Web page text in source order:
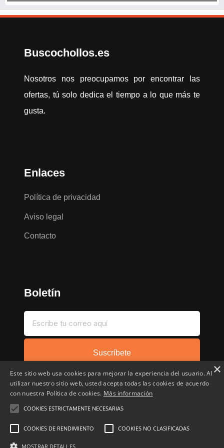
Buscochollos.es
Nosotros nos preocupamos por encontrar las
ofertas, tú solo dedica el tiempo a lo que más te
gusta.
Enlaces
Política de privacidad
Aviso legal
Contacto
Boletín
Suscríbete
Comentados
Favoritos
×
Este sitio web usa cookies para mejorar la experiencia del usuario. Al
utilizar nuestro sitio web, usted acepta todas las cookies de acuerdo
con nuestra Política de cookies. Más información
COOKIES ESTRICTAMENTE NECESARIAS
COOKIES DE RENDIMIENTO COOKIES NO CLASIFICADAS
MOSTRAR DETALLES